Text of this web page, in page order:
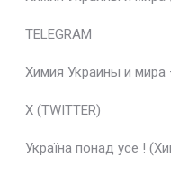
TELEGRAM
Химия Украины и мира
Х (TWITTER)
Україна понад усе !